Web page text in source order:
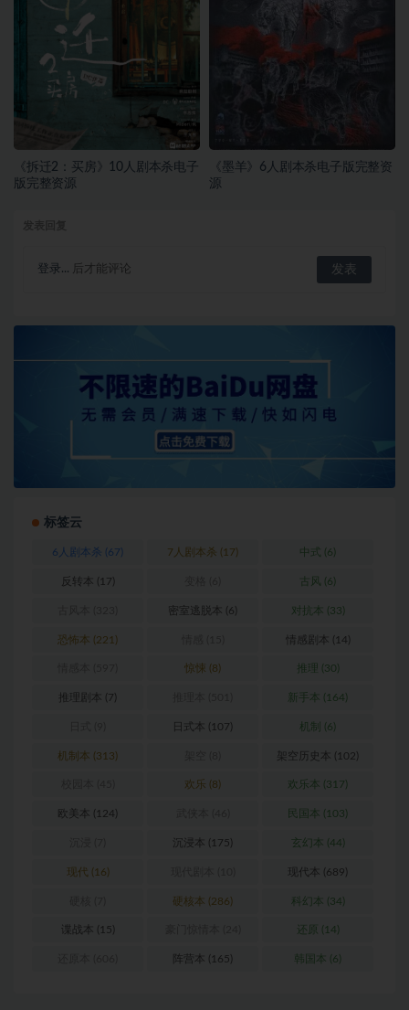
《拆迁2：买房》10人剧本杀电子
版完整资源
《墨羊》6人剧本杀电子版完整资
源
登录... 后才能评论
标签云
6人剧本杀 (67) 7人剧本杀 (17) 中式 (6)
反转本 (17) 古风 (6)
密室逃脱本 (6) 对抗本 (33)
恐怖本 (221) 情感剧本 (14)
惊悚 (8) 推理 (30)
推理剧本 (7) 新手本 (164)
日式本 (107) 机制 (6)
机制本 (313) 架空历史本 (102)
欢乐 (8) 欢乐本 (317)
欧美本 (124) 民国本 (103)
沉浸本 (175) 玄幻本 (44)
现代 (16) 现代本 (689)
硬核本 (286) 科幻本 (34)
谍战本 (15) 还原 (14)
阵营本 (165) 韩国本 (6)